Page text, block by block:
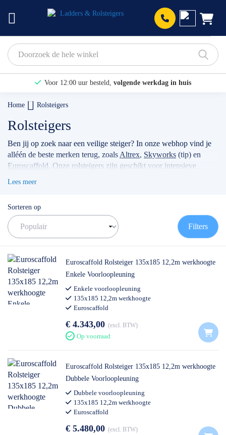
Voor 12:00 uur besteld, volgende werkdag in huis
Home Rolsteigers
Rolsteigers
Ben jij op zoek naar een veilige steiger? In onze webhop vind je
alléén de beste merken terug, zoals Altrex, Skyworks (tip) en
Euroscaffold . Onze rolsteigers zijn geschikt voor intensieve
volgens de actuele norm te werken met de
voorloopleuning
TIP: maak gebruik van onze filters om snel
de juiste rolsteiger te vinden!
✅Vrijblijvende offerteop maat
✅ Contact:
0511- 40 25 64 , of mail
Lees meer
Sorteren op
Filters
Euroscaffold Rolsteiger 135x185 12,2m werkhoogte
Enkele Voorloopleuning
Enkele voorloopleuning
135x185 12,2m werkhoogte
Euroscaffold
€ 4.343,00 excl. BTW
Op voorraad
Euroscaffold Rolsteiger 135x185 12,2m werkhoogte
Dubbele Voorloopleuning
Dubbele voorloopleuning
135x185 12,2m werkhoogte
Euroscaffold
€ 5.480,00 excl. BTW